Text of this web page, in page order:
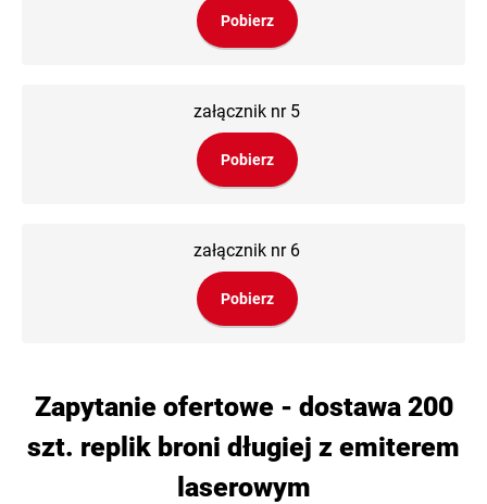
Pobierz
załącznik nr 5
Pobierz
załącznik nr 6
Pobierz
Zapytanie ofertowe - dostawa 200
szt. replik broni długiej z emiterem
laserowym